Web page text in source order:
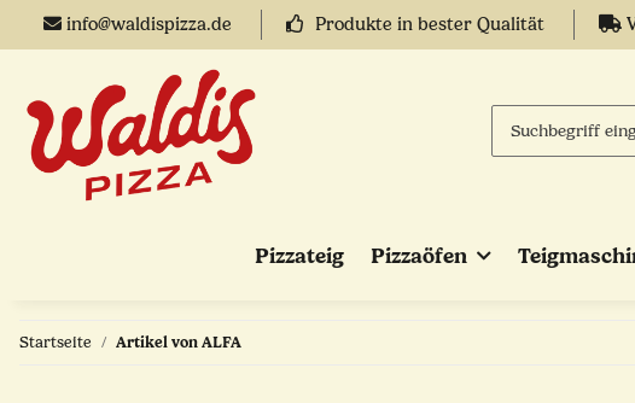
info@waldispizza.de Produkte in bester Qualität
Pizzateig Pizzaöfen
Startseite Artikel von ALFA